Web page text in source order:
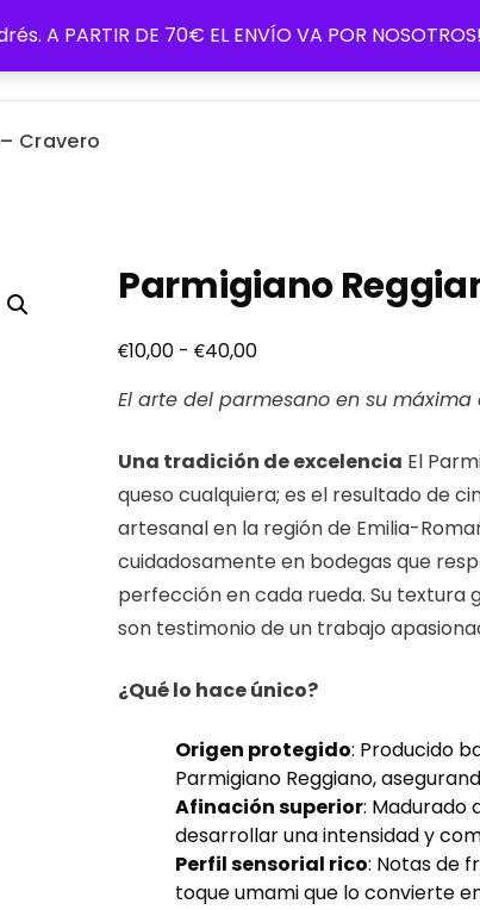
A PARTIR DE 70€ EL ENVÍO VA POR
Blog Política de cookies (UE)
Cravero
Parmigiano
€10,00 - €40,00Rango
precios:
desde
hasta
€40,00
El arte del parmesano en su máxima
Una tradición de excelencia El
queso cualquiera; es el resultado de
artesanal en la región de Emilia-
cuidadosamente en bodegas que
perfección en cada rueda. Su textura
son testimonio de un trabajo
¿Qué lo hace único?
Origen protegido: Producido
Parmigiano Reggiano,
Afinación superior: Madurado
desarrollar una intensidad y
Perfil sensorial rico: Notas de
toque umami que lo convierte